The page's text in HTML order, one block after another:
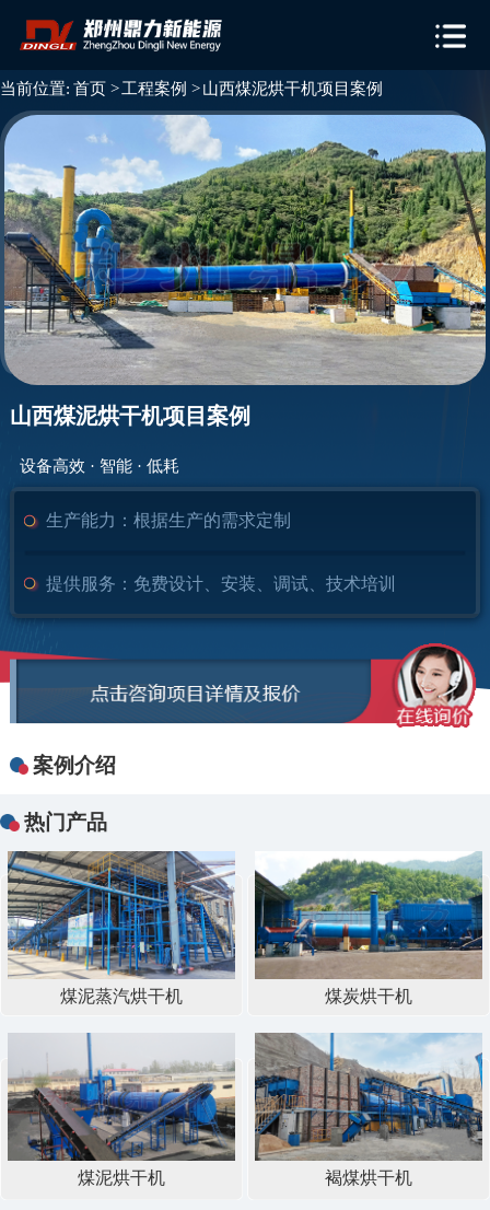
当前位置: 首页 >工程案例 >山西煤泥烘干机项目案例
山西煤泥烘干机项目案例
设备高效 · 智能 · 低耗
生产能力： 根据生产的需求定制
提供服务： 免费设计、安装、调试、技术培训
案例介绍
热门产品
煤泥蒸汽烘干机 煤炭烘干机
煤泥烘干机 褐煤烘干机